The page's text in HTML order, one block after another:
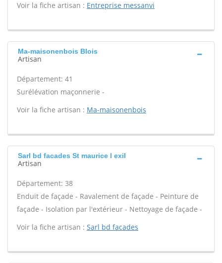
Voir la fiche artisan : Entreprise messanvi
Ma-maisonenbois Blois
Artisan
Département: 41
Surélévation maçonnerie -
Voir la fiche artisan : Ma-maisonenbois
Sarl bd facades St maurice l exil
Artisan
Département: 38
Enduit de façade - Ravalement de façade - Peinture de
façade - Isolation par l'extérieur - Nettoyage de façade -
Voir la fiche artisan : Sarl bd facades